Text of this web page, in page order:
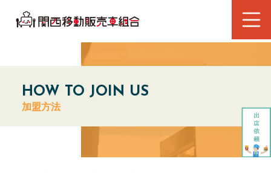
HOW TO JOIN US
加盟方法